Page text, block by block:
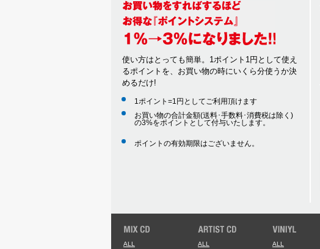
使い方はとっても簡単。1ポイント1円として使え
るポイントを、お買い物の時にいくら分使うか決
めるだけ!
1ポイント=1円としてご利用頂けます
お買い物の合計金額(送料･手数料･消費税は除く)
の3%をポイントとして付与いたします。
ポイントの有効期限はございません。
ALL ALL ALL